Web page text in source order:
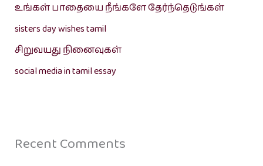
உங்கள் பாதையை நீங்களே தேர்ந்தெடுங்கள்
sisters day wishes tamil
சிறுவயது நினைவுகள்
social media in tamil essay
Recent Comments